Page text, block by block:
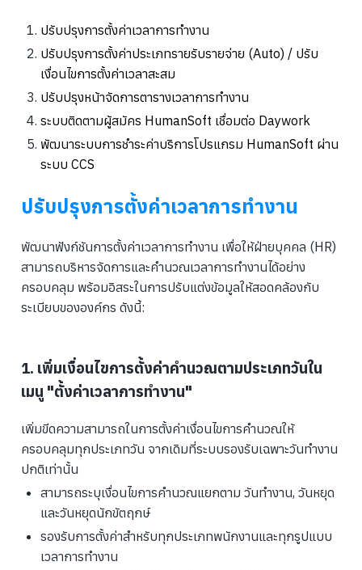
ปรับปรุงการตั้งค่าเวลาการทำงาน
ปรับปรุงการตั้งค่าประเภทรายรับรายจ่าย (Auto) / ปรับ
เงื่อนไขการตั้งค่าเวลาสะสม
ปรับปรุงหน้าจัดการตารางเวลาการทำงาน
ระบบติดตามผู้สมัคร HumanSoft เชื่อมต่อ Daywork
พัฒนาระบบการชำระค่าบริการโปรแกรม HumanSoft ผ่าน
ระบบ CCS
ปรับปรุงการตั้งค่าเวลาการทำงาน
พัฒนาฟังก์ชันการตั้งค่าเวลาการทำงาน เพื่อให้ฝ่ายบุคคล (HR)
สามารถบริหารจัดการและคำนวณเวลาการทำงานได้อย่าง
ครอบคลุม พร้อมอิสระในการปรับแต่งข้อมูลให้สอดคล้องกับ
ระเบียบขององค์กร ดังนี้:
1. เพิ่มเงื่อนไขการตั้งค่าคำนวณตามประเภทวันใน
เมนู "ตั้งค่าเวลาการทำงาน"
เพิ่มขีดความสามารถในการตั้งค่าเงื่อนไขการคำนวณให้
ครอบคลุมทุกประเภทวัน จากเดิมที่ระบบรองรับเฉพาะวันทำงาน
ปกติเท่านั้น
สามารถระบุเงื่อนไขการคำนวณแยกตาม วันทำงาน, วันหยุด
และวันหยุดนักขัตฤกษ์
รองรับการตั้งค่าสำหรับทุกประเภทพนักงานและทุกรูปแบบ
เวลาการทำงาน